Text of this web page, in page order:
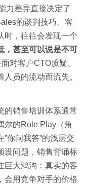
力差异直接决定了
的谈判技巧、客
时，往往会发现一个
，甚至可以说是不可
对客户CTO质疑、
员的流动而流失。
的销售培训体系通常
尔的Role Play（角
你问我答”的浅层交
问题，销售背诵标
巨大鸿沟：真实的客
会用竞争对手的价格